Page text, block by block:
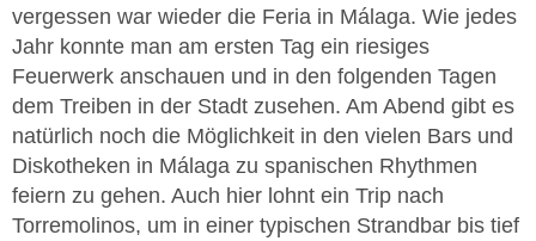
vergessen war wieder die Feria in Málaga. Wie jedes
Jahr konnte man am ersten Tag ein riesiges
Feuerwerk anschauen und in den folgenden Tagen
dem Treiben in der Stadt zusehen. Am Abend gibt es
natürlich noch die Möglichkeit in den vielen Bars und
Diskotheken in Málaga zu spanischen Rhythmen
feiern zu gehen. Auch hier lohnt ein Trip nach
Torremolinos, um in einer typischen Strandbar bis tief